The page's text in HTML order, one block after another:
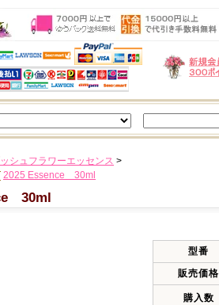
シュフラワーエッセンス >
2025 Essence 30ml
30ml
型番
販売価格
購入数